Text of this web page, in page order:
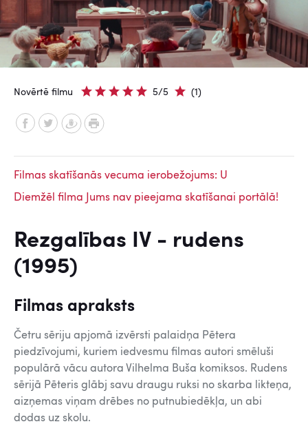
Novērtē filmu 5/5 (1)
Filmas skatīšanās vecuma ierobežojums: U
Diemžēl filma Jums nav pieejama skatīšanai portālā!
Rezgalības IV - rudens
(1995)
Filmas apraksts
Četru sēriju apjomā izvērsti palaidņa Pētera
piedzīvojumi, kuriem iedvesmu filmas autori smēluši
populārā vācu autora Vilhelma Buša komiksos. Rudens
sērijā Pēteris glābj savu draugu ruksi no skarba likteņa,
aizņemas viņam drēbes no putnubiedēkļa, un abi
dodas uz skolu.